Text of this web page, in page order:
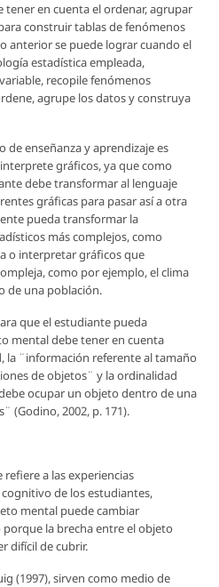
tener en cuenta el ordenar, agrupar
construir tablas de fenómenos
anterior se puede lograr cuando el
estadística empleada,
recopile fenómenos
agrupe los datos y construya
de enseñanza y aprendizaje es
gráficos, ya que como
debe transformar al lenguaje
gráficas para pasar así a otra
pueda transformar la
más complejos, como
o interpretar gráficos que
como por ejemplo, el clima
de una población.
que el estudiante pueda
mental debe tener en cuenta
la ¨información referente al tamaño
de objetos¨ y la ordinalidad
ocupar un objeto dentro de una
(Godino, 2002, p. 171).
a las experiencias
de los estudiantes,
mental puede cambiar
la brecha entre el objeto
difícil de cubrir.
(1997), sirven como medio de